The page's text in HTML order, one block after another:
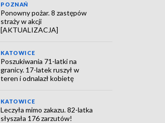
POZNAŃ
Ponowny pożar. 8 zastępów
straży w akcji
[AKTUALIZACJA]
KATOWICE
Poszukiwania 71-latki na
granicy. 17-latek ruszył w
teren i odnalazł kobietę
KATOWICE
Leczyła mimo zakazu. 82-latka
słyszała 176 zarzutów!